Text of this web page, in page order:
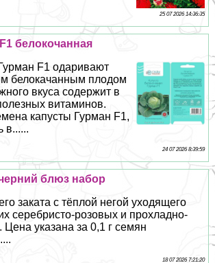
25 07 2026 14:36:35
белокочанная
F1 одаривают
белокачанным плодом
вкуса содержит в
витаминов.
капусты Гурман F1,
в......
24 07 2026 8:39:59
блюз набор
заката с тёплой негой уходящего
серебристо-розовых и прохладно-
указана за 0,1 г семян
18 07 2026 7:21:20